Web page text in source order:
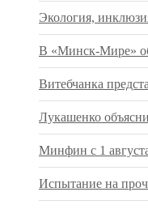
Экология,
В «Минск-Мире»
Витебчанка
Лукашенко
Минфин с 1
Испытание на